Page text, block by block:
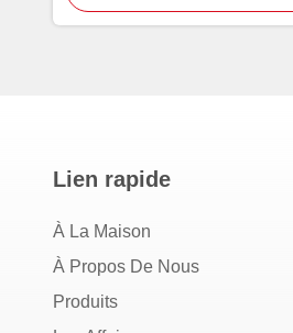
Lien rapide
À La Maison
À Propos De Nous
Produits